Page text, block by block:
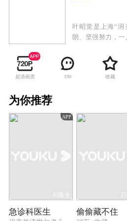
叶昭觉是上海“
朗、坚强努力，
世”珠宝总经理兼
叶昭觉的设计天赋
觉和简晨烨因价
下成功得到了“红
超清画质 190 收藏
为你推荐
APP
43集全
急诊科医生 偷偷藏不住